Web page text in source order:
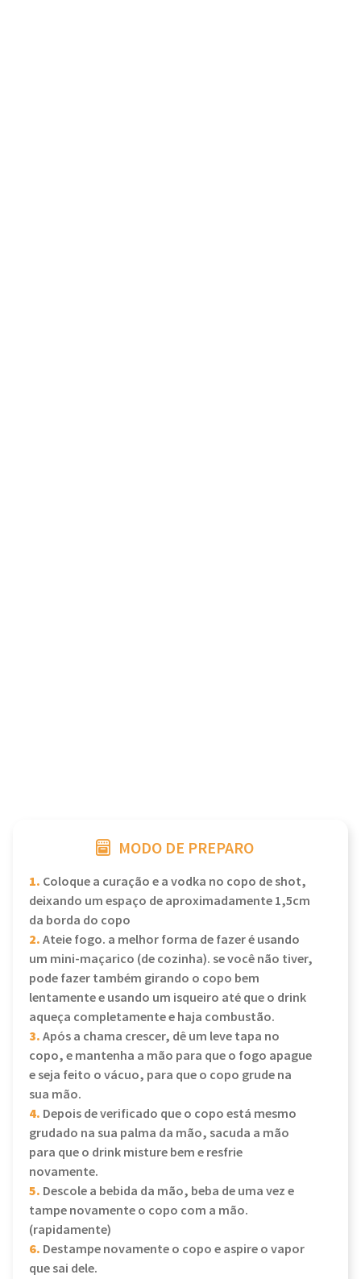
MODO DE PREPARO
1. Coloque a curação e a vodka no copo de shot,
deixando um espaço de aproximadamente 1,5cm
da borda do copo
2.Ateie fogo. a melhor forma de fazer é usando
um mini-maçarico (de cozinha). se você não tiver,
pode fazer também girando o copo bem
lentamente e usando um isqueiro até que o drink
aqueça completamente e haja combustão.
3.Após a chama crescer, dê um leve tapa no
copo, e mantenha a mão para que o fogo apague
e seja feito o vácuo, para que o copo grude na
sua mão.
4. Depois de verificado que o copo está mesmo
grudado na sua palma da mão, sacuda a mão
para que o drink misture bem e resfrie
novamente.
5. Descole a bebida da mão, beba de uma vez e
tampe novamente o copo com a mão.
(rapidamente)
6. Destampe novamente o copo e aspire o vapor
que sai dele.